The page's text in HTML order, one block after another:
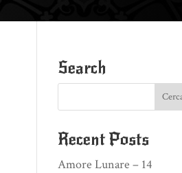
Search
Recent Posts
Amore Lunare – 14